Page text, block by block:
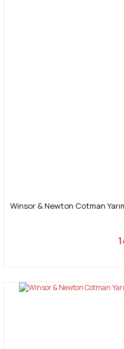
Winsor & Newton Cotman